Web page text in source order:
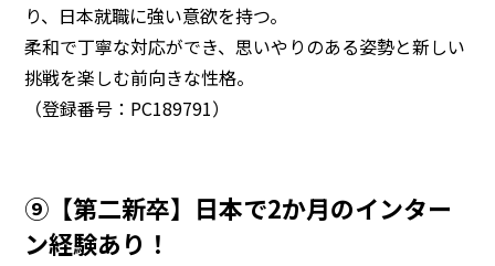
り、日本就職に強い意欲を持つ。
柔和で丁寧な対応ができ、思いやりのある姿勢と新しい
挑戦を楽しむ前向きな性格。
（登録番号：PC189791）
⑨【第二新卒】日本で2か月のインター
ン経験あり！